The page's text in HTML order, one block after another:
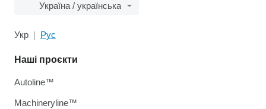
Україна / українська
Укр Рус
Наші проєкти
Autoline™
Machineryline™